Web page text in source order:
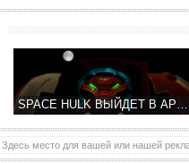
SPACE HULK ВЫЙДЕТ В APP STORE 5 ДЕКАБРЯ ТОЛЬКО НА IPAD
Здесь место для вашей или нашей